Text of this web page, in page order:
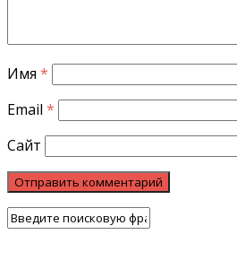
Имя *
Email *
Сайт